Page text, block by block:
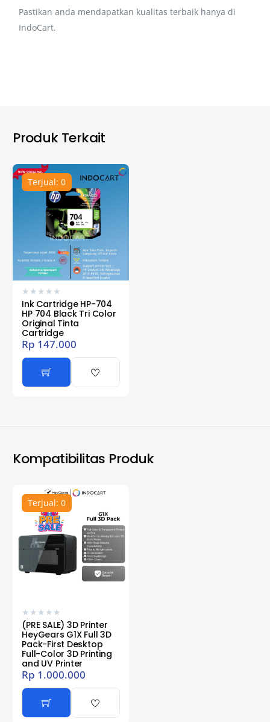
Pastikan anda mendapatkan kualitas terbaik hanya di
IndoCart.
Produk Terkait
Terjual: 0
★ ★ ★ ★ ★
Ink Cartridge HP-704
HP 704 Black Tri Color
Original Tinta
Cartridge
Rp 147.000
Kompatibilitas Produk
Terjual: 0
★ ★ ★ ★ ★
(PRE SALE) 3D Printer
HeyGears G1X Full 3D
Pack-First Desktop
Full-Color 3D Printing
and UV Printer
Rp 1.000.000